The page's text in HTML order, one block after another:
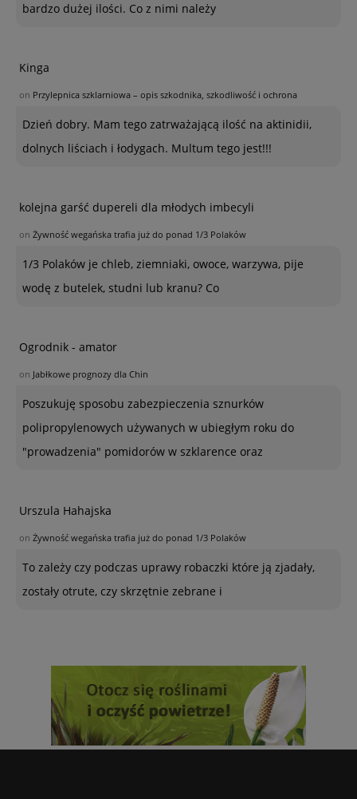
bardzo dużej ilości. Co z nimi należy
Kinga
on Przylepnica szklarniowa – opis szkodnika, szkodliwość i ochrona
Dzień dobry. Mam tego zatrważającą ilość na aktinidii,
dolnych liściach i łodygach. Multum tego jest!!!
kolejna garść dupereli dla młodych imbecyli
on Żywność wegańska trafia już do ponad 1/3 Polaków
1/3 Polaków je chleb, ziemniaki, owoce, warzywa, pije
wodę z butelek, studni lub kranu? Co
Ogrodnik - amator
on Jabłkowe prognozy dla Chin
Poszukuję sposobu zabezpieczenia sznurków
polipropylenowych używanych w ubiegłym roku do
"prowadzenia" pomidorów w szklarence oraz
Urszula Hahajska
on Żywność wegańska trafia już do ponad 1/3 Polaków
To zależy czy podczas uprawy robaczki które ją zjadały,
zostały otrute, czy skrzętnie zebrane i